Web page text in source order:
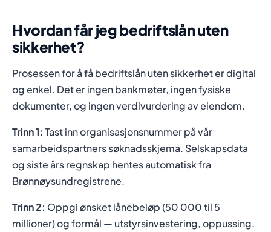
Hvordan får jeg bedriftslån uten
sikkerhet?
Prosessen for å få bedriftslån uten sikkerhet er digital
og enkel. Det er ingen bankmøter, ingen fysiske
dokumenter, og ingen verdivurdering av eiendom.
Trinn 1: Tast inn organisasjonsnummer på vår
samarbeidspartners søknadsskjema. Selskapsdata
og siste års regnskap hentes automatisk fra
Brønnøysundregistrene.
Trinn 2: Oppgi ønsket lånebeløp (50 000 til 5
millioner) og formål — utstyrsinvestering, oppussing,